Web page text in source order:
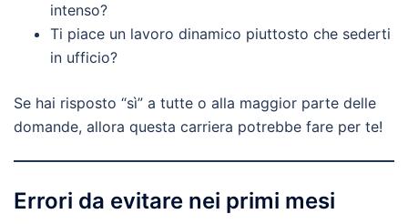
intenso?
Ti piace un lavoro dinamico piuttosto che sederti
in ufficio?
Se hai risposto “sì” a tutte o alla maggior parte delle
domande, allora questa carriera potrebbe fare per te!
Errori da evitare nei primi mesi